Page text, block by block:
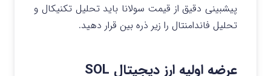
پیشبینی دقیق از قیمت سولانا باید تحلیل تکنیکال و
تحلیل فاندامنتال را زیر ذره بین قرار دهید.
عرضه اولیه ارز دیجیتال SOL